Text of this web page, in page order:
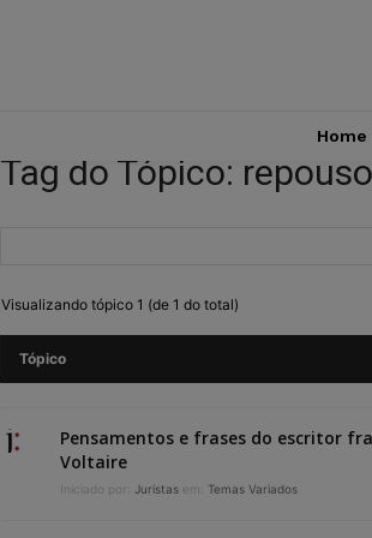
Home
Tag do Tópico: repouso
Visualizando tópico 1 (de 1 do total)
Tópico
Pensamentos e frases do escritor
Voltaire
Iniciado por: Juristas em: Temas Variados